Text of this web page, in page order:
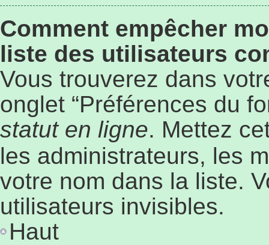
Comment empêcher
liste des utilisateurs
Vous trouverez dans
onglet “Préférences du
statut en ligne. Mettez
les administrateurs, les
votre nom dans la liste.
utilisateurs invisibles.
Haut